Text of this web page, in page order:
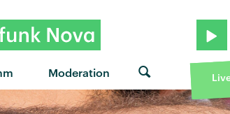
Moderation
guy" von Billie Eilish · "Bad guy" von Billie